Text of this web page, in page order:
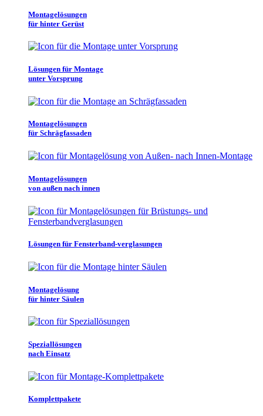
Montagelösungen
für hinter Gerüst
Lösungen für Montage
unter Vorsprung
Montagelösungen
für Schrägfassaden
Montagelösungen
von außen nach innen
Lösungen für Fensterband-verglasungen
Montagelösung
für hinter Säulen
Speziallösungen
nach Einsatz
Komplettpakete